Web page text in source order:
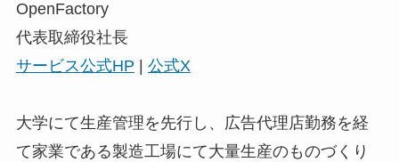
OpenFactory
代表取締役社長
サービス公式HP
公式X
大学にて生産管理を先行し、広告代理店勤務を経
て家業である製造工場にて大量生産のものづくり